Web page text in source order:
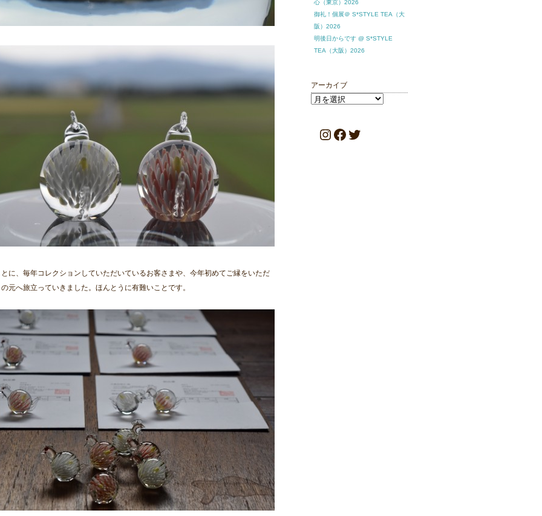
に、毎年コレクションしていただいているお客さまや、今年初めてご縁をいただ
元へ旅立っていきました。ほんとうに有難いことです。
心（東京）2026
御礼！個展＠ S*STYLE TEA（大
阪）2026
明後日からです @ S*STYLE
TEA（大阪）2026
アーカイブ
ア
Instagram
Facebook
Twitter